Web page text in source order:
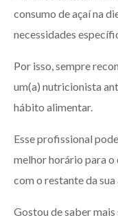
consumo de açaí na
necessidades
Por isso, sempre
um(a) nutricionista
hábito alimentar.
Esse profissional
melhor horário para o
com o restante da sua
Gostou de saber